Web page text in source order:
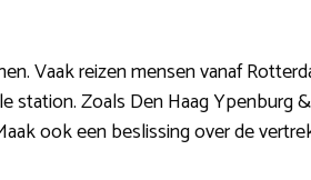
Vaak reizen mensen vanaf
station. Zoals Den Haag
ook een beslissing over de